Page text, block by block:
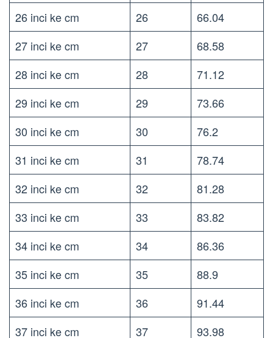
26 inci ke cm
26
66.04
27 inci ke cm
27
68.58
28 inci ke cm
28
71.12
29 inci ke cm
29
73.66
30 inci ke cm
30
76.2
31 inci ke cm
31
78.74
32 inci ke cm
32
81.28
33 inci ke cm
33
83.82
34 inci ke cm
34
86.36
35 inci ke cm
35
88.9
36 inci ke cm
36
91.44
37 inci ke cm
37 93.98